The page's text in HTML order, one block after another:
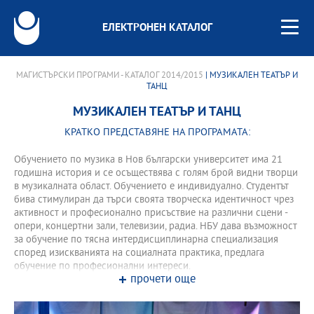
ЕЛЕКТРОНЕН КАТАЛОГ
МАГИСТЪРСКИ ПРОГРАМИ - КАТАЛОГ 2014/2015 | МУЗИКАЛЕН ТЕАТЪР И
ТАНЦ
МУЗИКАЛЕН ТЕАТЪР И ТАНЦ
КРАТКО ПРЕДСТАВЯНЕ НА ПРОГРАМАТА:
Обучението по музика в Нов български университет има 21
годишна история и се осъществява с голям брой видни творци
в музикалната област. Обучението е индивидуално. Студентът
бива стимулиран да търси своята творческа идентичност чрез
активност и професионално присъствие на различни сцени -
опери, концертни зали, телевизии, радиа. НБУ дава възможност
за обучение по тясна интердисциплинарна специализация
според изискванията на социалната практика, предлага
обучение по професионални интереси.
Програмата предлага специализирано обучение в областите:
оперна режисура, съвременна хореография, българска народна
прочети още